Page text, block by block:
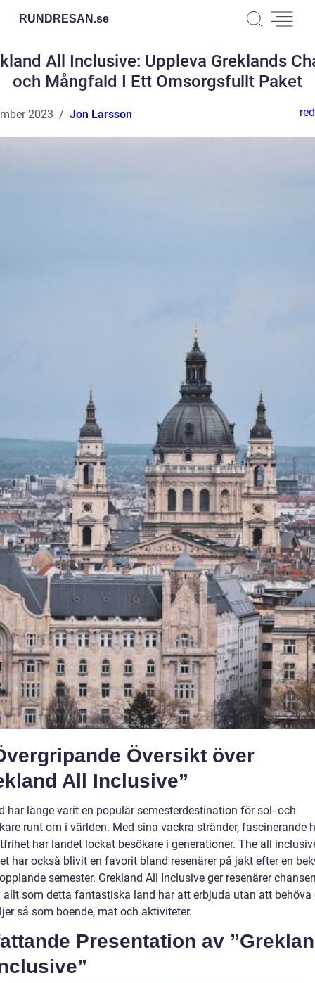
RUNDRESAN.se
All Inclusive: Uppleva Greklands
och Mångfald I Ett Omsorgsfullt Paket
2023 Jon Larsson
Översikt över
All Inclusive”
har länge varit en populär semesterdestination för sol- och
runt om i världen. Med sina vackra stränder, fascinerande
har landet lockat besökare i generationer. The all
har också blivit en favorit bland resenärer på jakt efter en
semester. Grekland All Inclusive ger resenärer
allt som detta fantastiska land har att erbjuda utan att behöva
så som boende, mat och aktiviteter.
Presentation av